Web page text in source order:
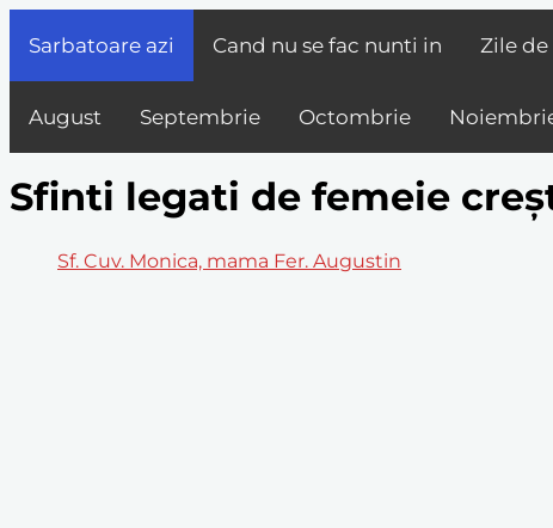
Sarbatoare azi Cand nu se fac nunti in Zile
August Septembrie Octombrie
Sfinti legati de femeie
Sf. Cuv. Monica, mama Fer. Augustin